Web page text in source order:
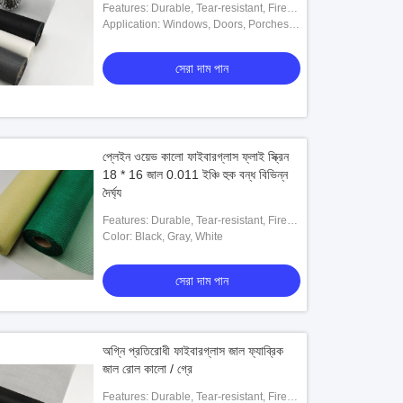
Features: Durable, Tear-resistant, Fire-
resistant, UV-resistant, Easy To Install
Application: Windows, Doors, Porches,
সেরা দাম পান
প্লেইন ওয়েভ কালো ফাইবারগ্লাস ফ্লাই স্ক্রিন
18 * 16 জাল 0.011 ইঞ্চি হুক বন্ধ বিভিন্ন
দৈর্ঘ্য
Features: Durable, Tear-resistant, Fire-
resistant, UV-resistant, Easy To Install
Color: Black, Gray, White
সেরা দাম পান
অগ্নি প্রতিরোধী ফাইবারগ্লাস জাল ফ্যাব্রিক
জাল রোল কালো / গ্রে
Features: Durable, Tear-resistant, Fire-